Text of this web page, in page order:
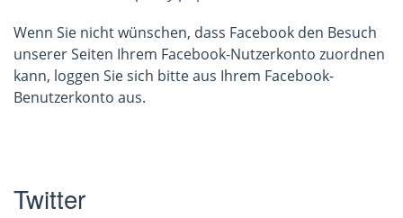
Wenn Sie nicht wünschen, dass Facebook den Besuch
unserer Seiten Ihrem Facebook-Nutzerkonto zuordnen
kann, loggen Sie sich bitte aus Ihrem Facebook-
Benutzerkonto aus.
Twitter